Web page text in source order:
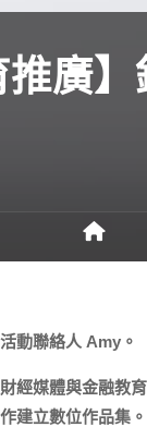
推廣
動聯絡人 Amy。
經媒體與金融教
建立數位作品集。